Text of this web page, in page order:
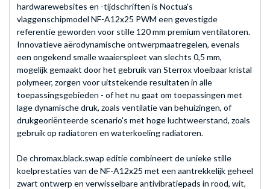
hardwarewebsites en -tijdschriften is Noctua's
vlaggenschipmodel NF-A12x25 PWM een gevestigde
referentie geworden voor stille 120 mm premium ventilatoren.
Innovatieve aërodynamische ontwerpmaatregelen, evenals
een ongekend smalle waaierspleet van slechts 0,5 mm,
mogelijk gemaakt door het gebruik van Sterrox vloeibaar kristal
polymeer, zorgen voor uitstekende resultaten in alle
toepassingsgebieden - of het nu gaat om toepassingen met
lage dynamische druk, zoals ventilatie van behuizingen, of
drukgeoriënteerde scenario's met hoge luchtweerstand, zoals
gebruik op radiatoren en waterkoeling radiatoren.
De chromax.black.swap editie combineert de unieke stille
koelprestaties van de NF-A12x25 met een aantrekkelijk geheel
zwart ontwerp en verwisselbare antivibratiepads in rood, wit,